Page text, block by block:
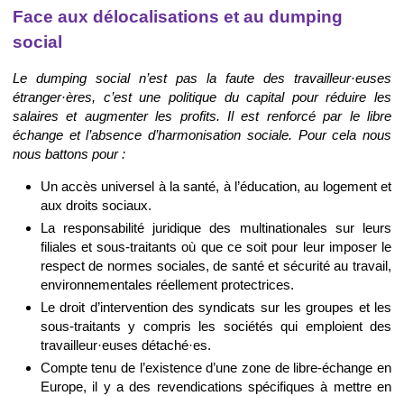
Face aux délocalisations et au dumping
social
Le dumping social n’est pas la faute des travailleur·euses
étranger·ères, c’est une politique du capital pour réduire les
salaires et augmenter les profits. Il est renforcé par le libre
échange et l’absence d’harmonisation sociale. Pour cela nous
nous battons pour :
Un accès universel à la santé, à l’éducation, au logement et
aux droits sociaux.
La responsabilité juridique des multinationales sur leurs
filiales et sous-traitants où que ce soit pour leur imposer le
respect de normes sociales, de santé et sécurité au travail,
environnementales réellement protectrices.
Le droit d’intervention des syndicats sur les groupes et les
sous-traitants y compris les sociétés qui emploient des
travailleur·euses détaché·es.
Compte tenu de l’existence d’une zone de libre-échange en
Europe, il y a des revendications spécifiques à mettre en